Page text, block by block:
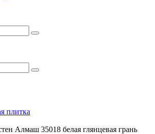
плитка
Алмаш 35018 белая глянцевая грань